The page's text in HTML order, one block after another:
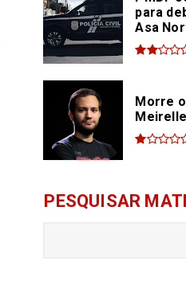
para
Asa
Morre
PESQUISAR